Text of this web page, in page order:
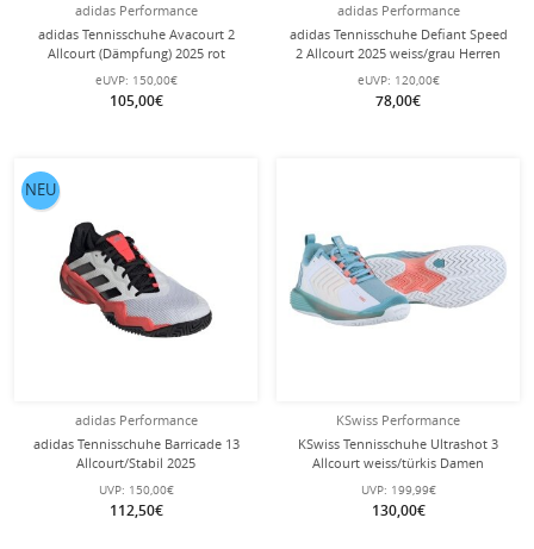
adidas Performance
adidas Tennisschuhe Avacourt 2
Allcourt (Dämpfung) 2025 rot
Damen
eUVP: 150,00€
105,00€
adidas Performance
adidas Tennisschuhe Defiant Speed
2 Allcourt 2025 weiss/grau Herren
eUVP: 120,00€
78,00€
adidas Performance
adidas Tennisschuhe Barricade 13
Allcourt/Stabil 2025
schwarz/rot/weiss Herren
UVP: 150,00€
112,50€
NEU
KSwiss Performance
KSwiss Tennisschuhe Ultrashot 3
Allcourt weiss/türkis Damen
UVP: 199,99€
130,00€